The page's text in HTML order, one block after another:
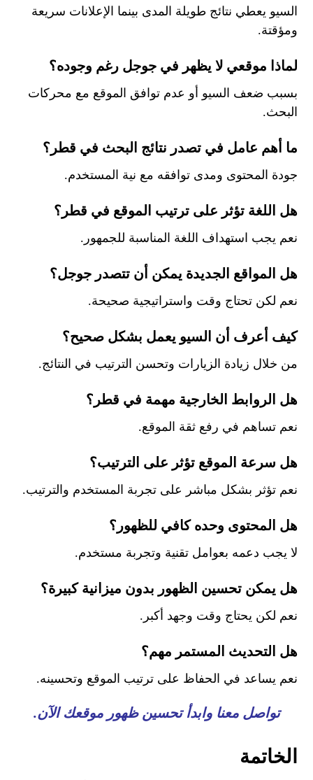
السيو يعطي نتائج طويلة المدى بينما الإعلانات سريعة
ومؤقتة.
لماذا موقعي لا يظهر في جوجل رغم وجوده؟
بسبب ضعف السيو أو عدم توافق الموقع مع محركات
البحث.
ما أهم عامل فيتصدر نتائج البحث في قطر ؟
جودة المحتوى ومدى توافقه مع نية المستخدم.
هل اللغة تؤثر على ترتيب الموقع في قطر؟
نعم يجب استهداف اللغة المناسبة للجمهور.
هل المواقع الجديدة يمكن أن تتصدر جوجل؟
نعم لكن تحتاج وقت واستراتيجية صحيحة.
كيف أعرف أن السيو يعمل بشكل صحيح؟
من خلال زيادة الزيارات وتحسن الترتيب في النتائج.
هل الروابط الخارجية مهمة في قطر؟
نعم تساهم في رفع ثقة الموقع.
هل سرعة الموقع تؤثر على الترتيب؟
نعم تؤثر بشكل مباشر على تجربة المستخدم والترتيب.
هل المحتوى وحده كافي للظهور؟
لا يجب دعمه بعوامل تقنية وتجربة مستخدم.
هل يمكن تحسين الظهور بدون ميزانية كبيرة؟
نعم لكن يحتاج وقت وجهد أكبر.
هل التحديث المستمر مهم؟
نعم يساعد في الحفاظ على ترتيب الموقع وتحسينه.
تواصل معنا وابدأ تحسين ظهور موقعك الآن.
الخاتمة